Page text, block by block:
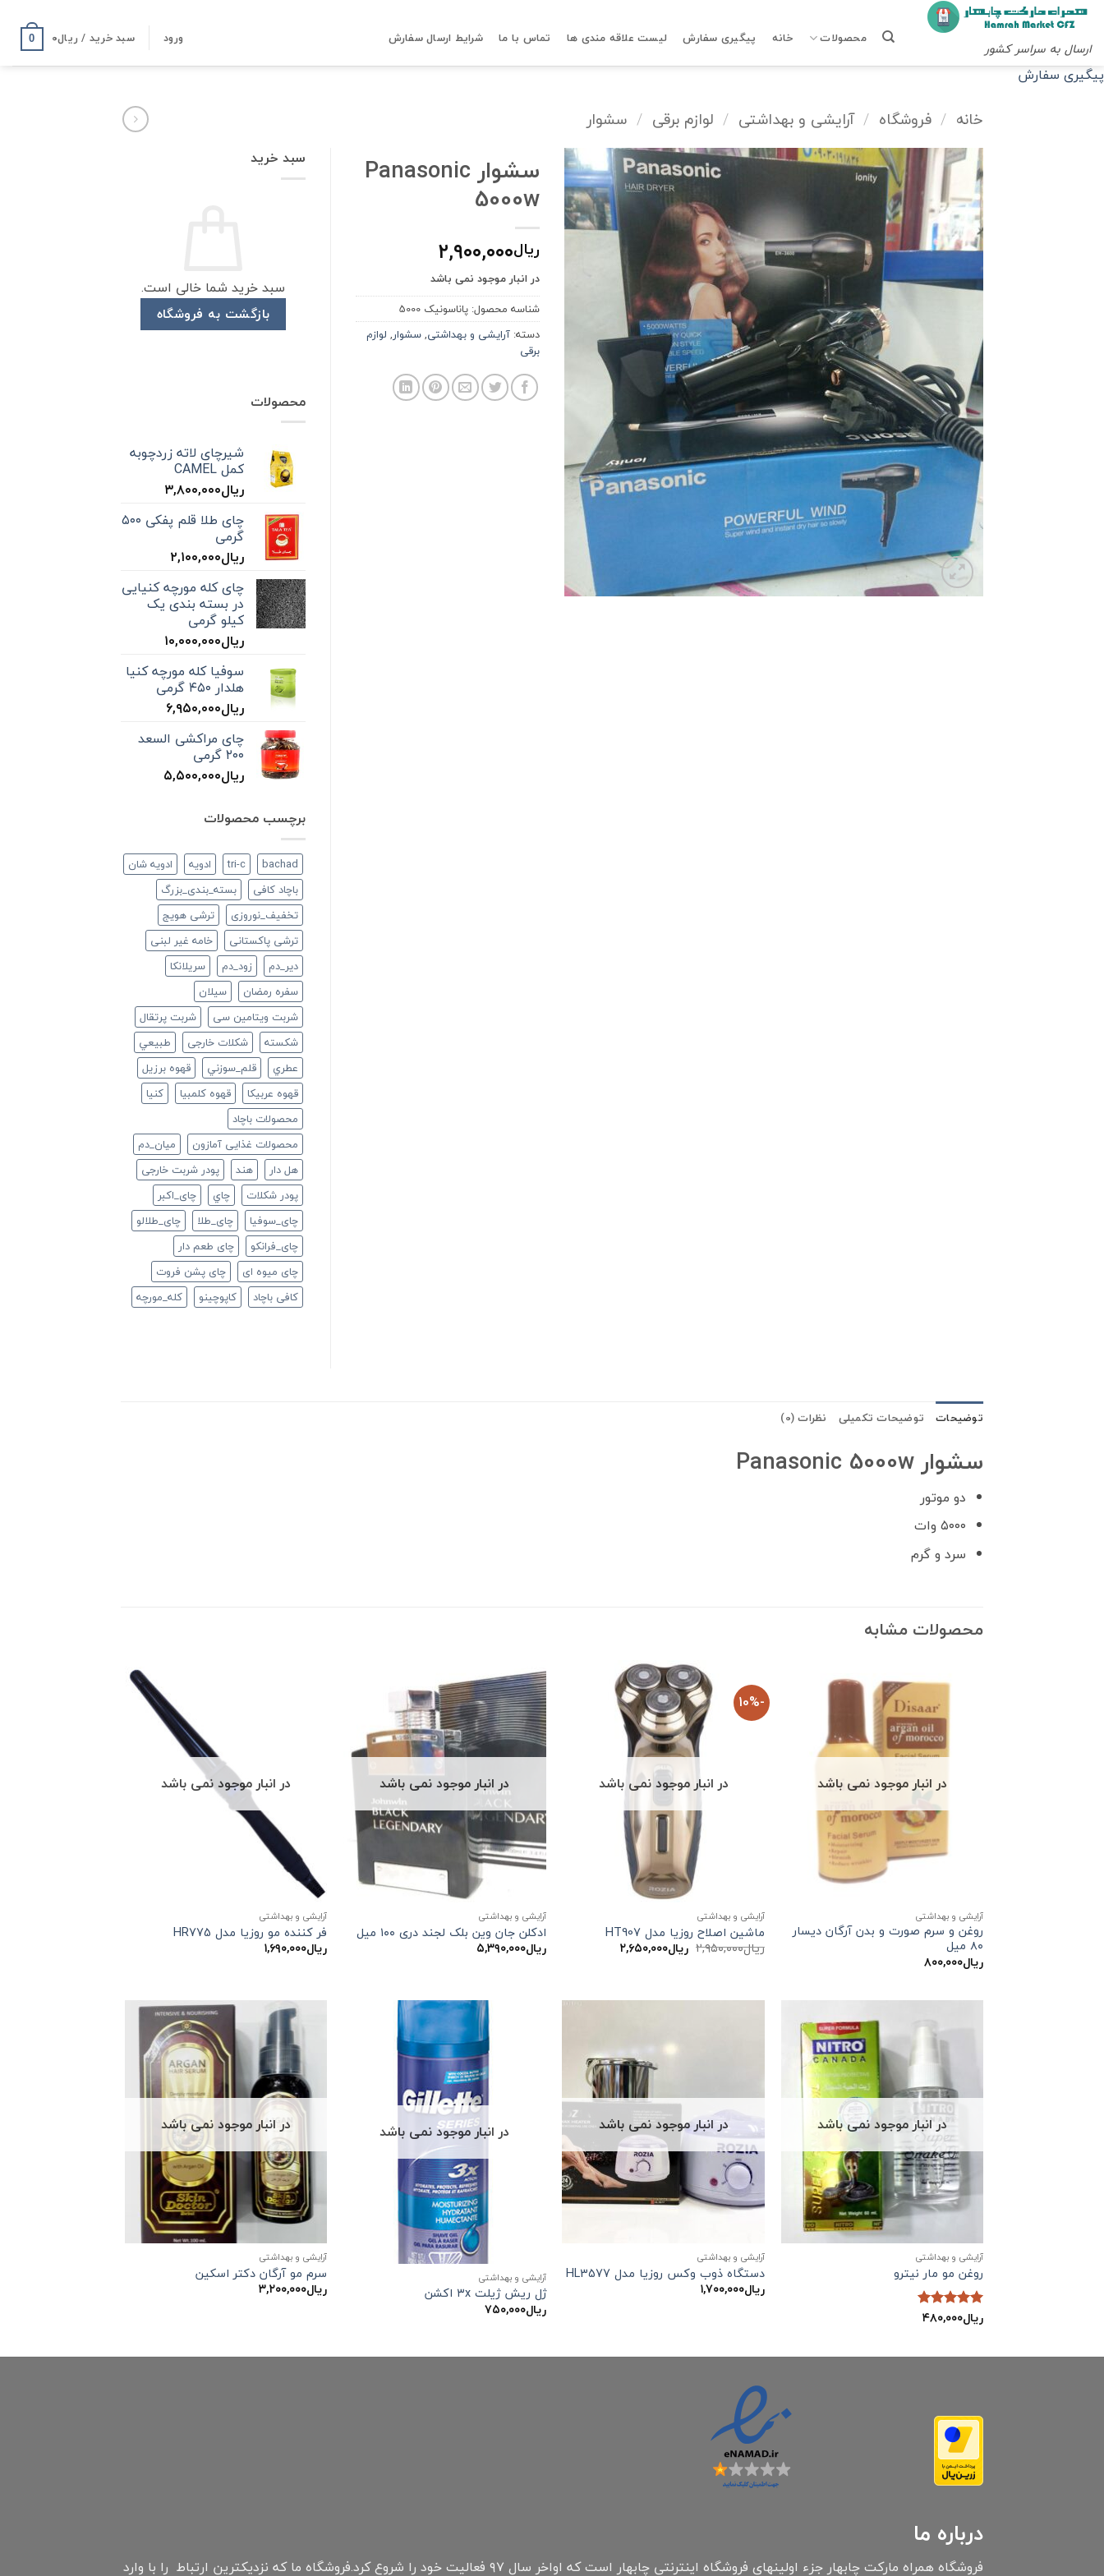
Skip
content
ارسال به سراسر کشور
محصولات خانه پیگیری سفارش لیست علاقه مندی ها تماس با ما شرایط ارسال سفارش ورود سبد خرید / ریال۰ 0
پیگیری سفارش
خانه / فروشگاه / آرایشی و بهداشتی / لوازم برقی / سشوار
سشوار Panasonic
5000w
ریال۲,۹۰۰,۰۰۰
در انبار موجود نمی باشد
شناسه محصول: پاناسونیک 5000
دسته: آرایشی و بهداشتی,سشوار, لوازم
برقی
سبد خرید
سبد خرید شما خالی است.
بازگشت به فروشگاه
محصولات
شیرچای لاته زردچوبه
کمل CAMEL
ریال۳,۸۰۰,۰۰۰
چای طلا قلم پفکی ۵۰۰
گرمی
ریال۲,۱۰۰,۰۰۰
چای کله مورچه کنیایی
در بسته بندی یک
کیلو گرمی
ریال۱۰,۰۰۰,۰۰۰
سوفیا کله مورچه کنیا
هلدار ۴۵۰ گرمی
ریال۶,۹۵۰,۰۰۰
چای مراکشی السعد
۲۰۰ گرمی
ریال۵,۵۰۰,۰۰۰
برچسب محصولات
bachad
tri-c ادویه
ادویه شان
باچاد کافی
بسته_بندی_بزرگ
تخفیف_نوروزی
ترشی هویج
ترشی پاکستانی
خامه غیر لبنی
دير_دم
زود_دم
سريلانكا
سفره رمضان
سيلان
شربت ویتامین سی
شربت پرتقال
شكسته
شکلات خارجی
طبيعي
عطري
قلم_سوزني
قهوه برزیل
قهوه عربیکا
قهوه کلمبیا
كنيا
محصولات باچاد
محصولات غذایی آمازون
ميان_دم
هل دار
هند
پودر شربت خارجی
پودر شکلات
چاي
چای_اکبر
چای_سوفیا
چای_طلا
چای_طلالو
چای_فرانكو
چای طعم دار
چای میوه ای
چای پشن فروت
کافی باچاد
کاپوچینو کله_مورچه
توضیحات توضیحات تکمیلی نظرات (0)
سشوار Panasonic 5000w
دو موتور
۵۰۰۰ وات
سرد و گرم
محصولات مشابه
در انبار موجود نمی باشد
آرایشی و بهداشتی
روغن و سرم صورت و بدن آرگان دیسار
۸۰ میل
ریال۸۰۰,۰۰۰
-10%
در انبار موجود نمی باشد
آرایشی و بهداشتی
ماشین اصلاح روزیا مدل HT907
ریال۲,۹۵۰,۰۰۰ قیمت
اصلی:
ریال۲,۶۵۰,۰۰۰
در انبار موجود نمی باشد
آرایشی و بهداشتی
ادکلن جان وین بلک لجند دری ۱۰۰ میل
ریال۵,۳۹۰,۰۰۰
در انبار موجود نمی باشد
آرایشی و بهداشتی
فر کننده مو روزیا مدل HR775
ریال۱,۶۹۰,۰۰۰
در انبار موجود نمی باشد
آرایشی و بهداشتی
روغن مو مار نیترو
نمره5 از
ریال۴۸۰,۰۰۰
در انبار موجود نمی باشد
آرایشی و بهداشتی
دستگاه ذوب وکس روزیا مدل HL3577
ریال۱,۷۰۰,۰۰۰
در انبار موجود نمی باشد
آرایشی و بهداشتی
ژل ریش ژیلت ۳x اکشن
ریال۷۵۰,۰۰۰
در انبار موجود نمی باشد
آرایشی و بهداشتی
سرم مو آرگان دکتر اسکین
ریال۳,۲۰۰,۰۰۰
درباره ما
فروشگاه همراه مارکت چابهار جزء اولینهای فروشگاه اینترنتی چابهار است که اواخر سال ۹۷ فعالیت خود را شروع کرد.فروشگاه ما که نزدیکترین ارتباط را با وارد